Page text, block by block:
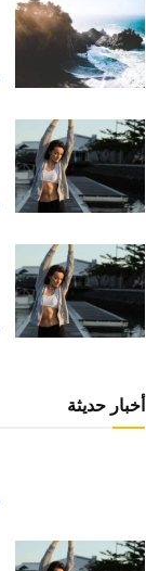
أخبار حديثة